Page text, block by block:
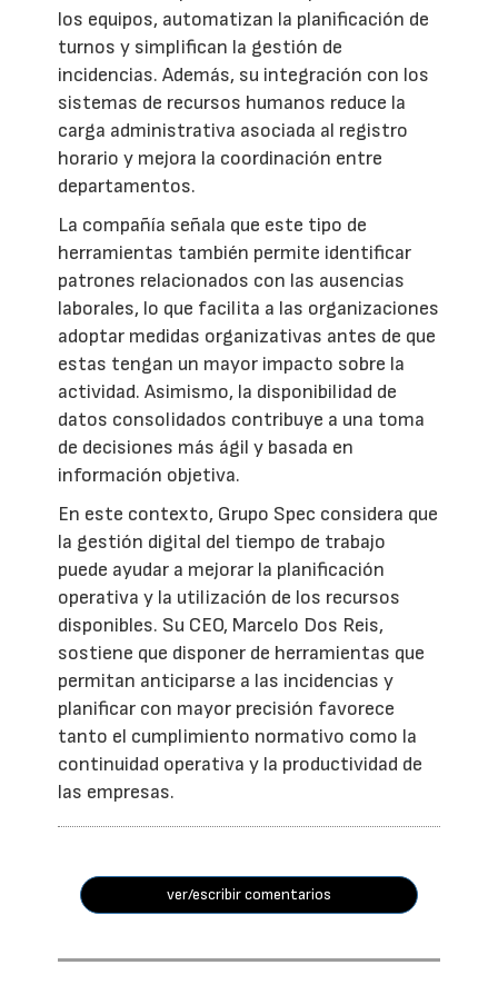
los equipos, automatizan la planificación de
turnos y simplifican la gestión de
incidencias. Además, su integración con los
sistemas de recursos humanos reduce la
carga administrativa asociada al registro
horario y mejora la coordinación entre
departamentos.
La compañía señala que este tipo de
herramientas también permite identificar
patrones relacionados con las ausencias
laborales, lo que facilita a las organizaciones
adoptar medidas organizativas antes de que
estas tengan un mayor impacto sobre la
actividad. Asimismo, la disponibilidad de
datos consolidados contribuye a una toma
de decisiones más ágil y basada en
información objetiva.
En este contexto, Grupo Spec considera que
la gestión digital del tiempo de trabajo
puede ayudar a mejorar la planificación
operativa y la utilización de los recursos
disponibles. Su CEO, Marcelo Dos Reis,
sostiene que disponer de herramientas que
permitan anticiparse a las incidencias y
planificar con mayor precisión favorece
tanto el cumplimiento normativo como la
continuidad operativa y la productividad de
las empresas.
ver/escribir comentarios